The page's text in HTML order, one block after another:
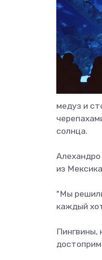
медуз и
солнца.
Алехандро
из
"Мы
каждый
Пингвины,